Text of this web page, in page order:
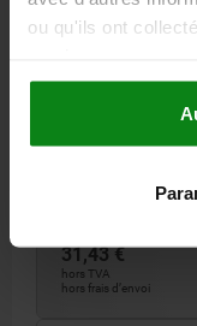
ou qu'ils ont
GOUPILLE
D1=5, L=40,
03418-
31,43 €
hors TVA
hors frais d’envoi